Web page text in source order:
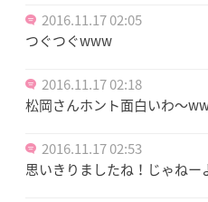
2016.11.17 02:05
つぐつぐwww
2016.11.17 02:18
松岡さんホント面白いわ〜
2016.11.17 02:53
思いきりましたね！じゃね